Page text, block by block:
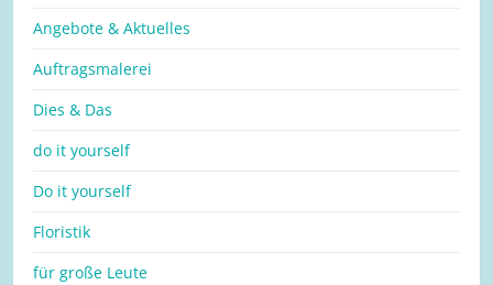
Angebote & Aktuelles
Auftragsmalerei
Dies & Das
do it yourself
Do it yourself
Floristik
für große Leute